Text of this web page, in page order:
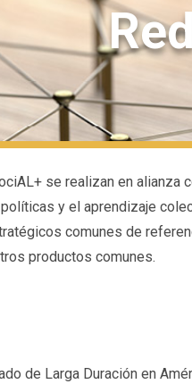
se realizan en
y el aprendizaje
comunes de
productos comunes.
de Larga Duración en